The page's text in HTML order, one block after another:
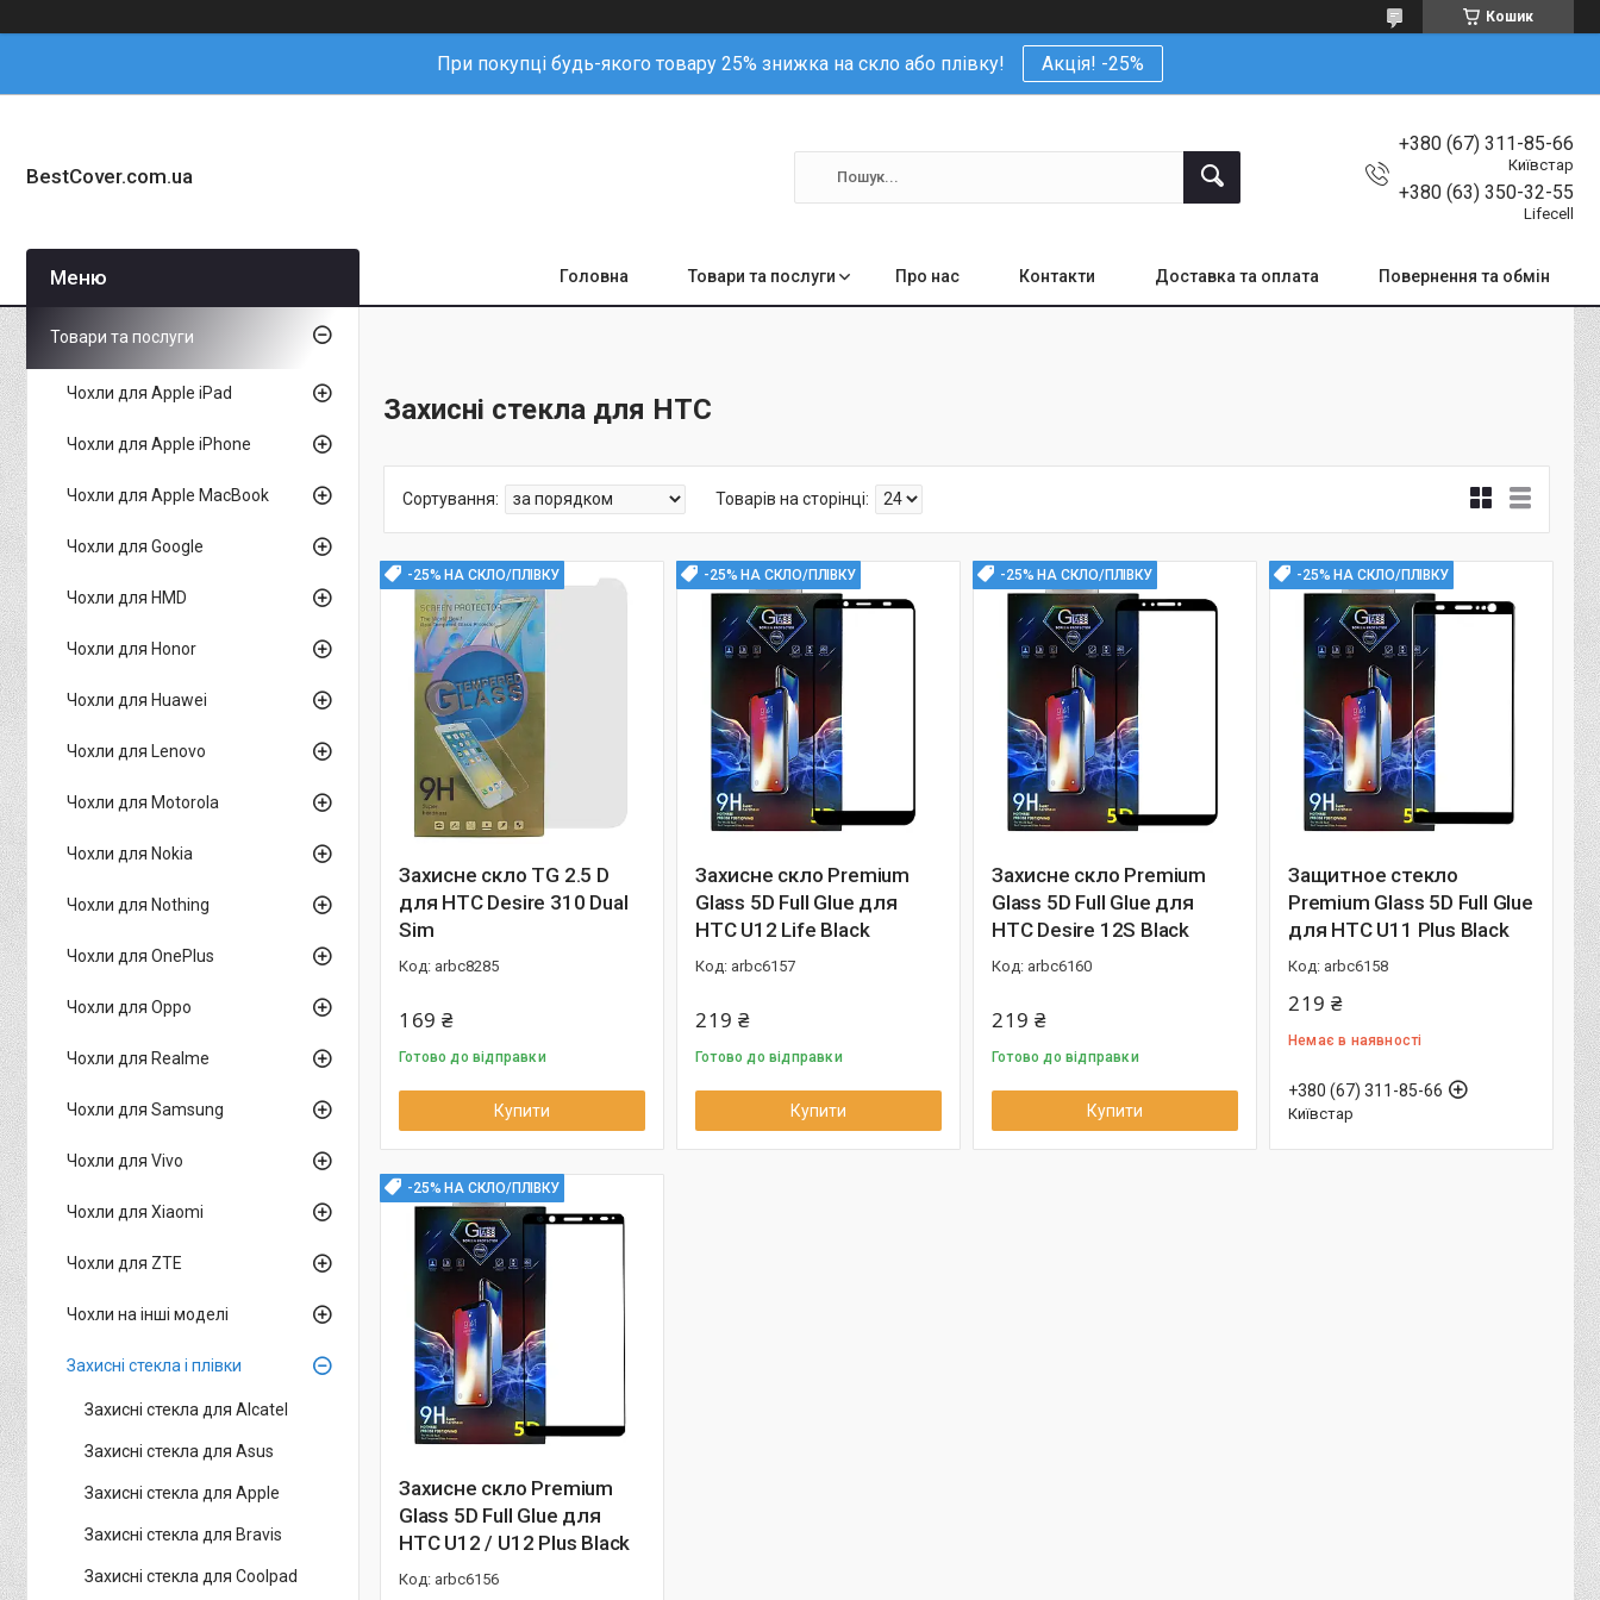
Кошик
При покупці будь-якого товару 25% знижка на скло або плівку! Акція! -25%
BestCover.com.ua
+380 (67) 311-85-66
Київстар
+380 (63) 350-32-55
Lifecell
Головна Товари та послуги Про нас Контакти Доставка та оплата Повернення та обмін
Захисні стекла для HTC
-25% НА СКЛО/ПЛІВКУ
Захисне скло TG 2.5 D
для HTC Desire 310 Dual
Sim
arbc8285
169 ₴
Готово до відправки
Купити
-25% НА СКЛО/ПЛІВКУ
Захисне скло Premium
Glass 5D Full Glue для
HTC U12 Life Black
arbc6157
219 ₴
Готово до відправки
Купити
-25% НА СКЛО/ПЛІВКУ
Захисне скло Premium
Glass 5D Full Glue для
HTC Desire 12S Black
arbc6160
219 ₴
Готово до відправки
Купити
-25% НА СКЛО/ПЛІВКУ
Защитное стекло
Premium Glass 5D Full Glue
для HTC U11 Plus Black
arbc6158
219 ₴
Немає в наявності
+380 (67) 311-85-66
Київстар
-25% НА СКЛО/ПЛІВКУ
Захисне скло Premium
Glass 5D Full Glue для
HTC U12 / U12 Plus Black
arbc6156
Товари та послуги
Чохли для Apple iPad
Чохли для Apple iPhone
Чохли для Apple MacBook
Чохли для Google
Чохли для HMD
Чохли для Honor
Чохли для Huawei
Чохли для Lenovo
Чохли для Motorola
Чохли для Nokia
Чохли для Nothing
Чохли для OnePlus
Чохли для Oppo
Чохли для Realme
Чохли для Samsung
Чохли для Vivo
Чохли для Xiaomi
Чохли для ZTE
Чохли на інші моделі
Захисні стекла і плівки
Захисні стекла для Alcatel
Захисні стекла для Asus
Захисні стекла для Apple
Захисні стекла для Bravis
Захисні стекла для Coolpad